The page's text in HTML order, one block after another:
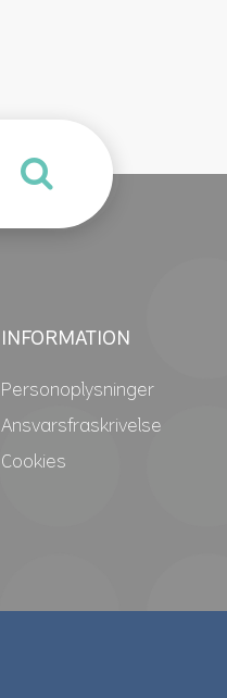
INFORMATION
Personoplysninger
Ansvarsfraskrivelse
Cookies